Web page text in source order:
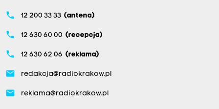
phone 12 200 33 33 (antena)
phone 12 630 60 00 (recepcja)
phone 12 630 62 06 (reklama)
email redakcja@radiokrakow.pl
email reklama@radiokrakow.pl